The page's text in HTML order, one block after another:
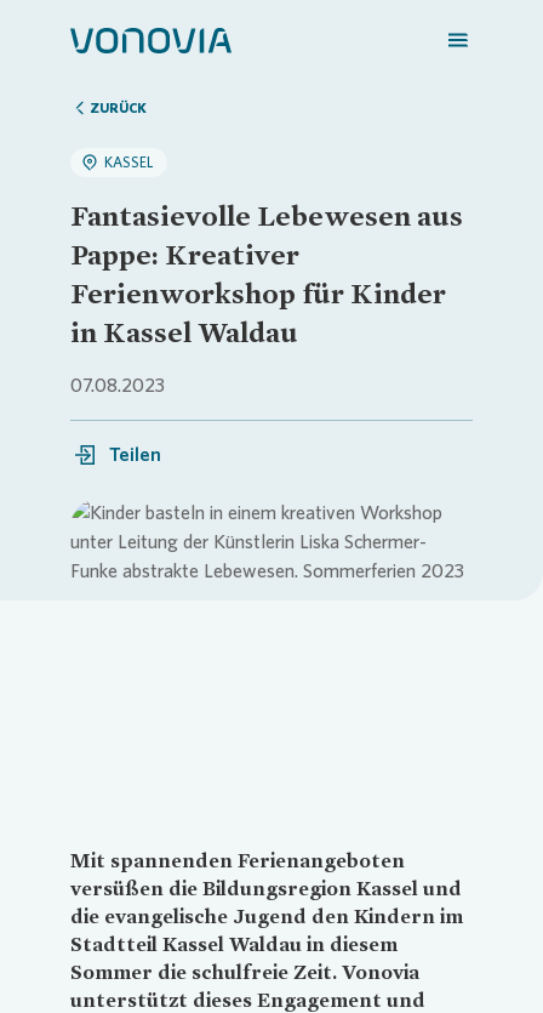
Zuhause finden
Mein Zuhause
Meine Stadt
Login
ZURÜCK
KASSEL
Fantasievolle Lebewesen aus
Pappe: Kreativer
Ferienworkshop für Kinder
in Kassel Waldau
07.08.2023
Teilen
Loading...
Mit spannenden Ferienangeboten
versüßen die Bildungsregion Kassel und
die evangelische Jugend den Kindern im
Stadtteil Kassel Waldau in diesem
Sommer die schulfreie Zeit. Vonovia
unterstützt dieses Engagement und